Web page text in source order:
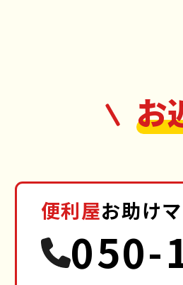
お
便利屋お助け
050-